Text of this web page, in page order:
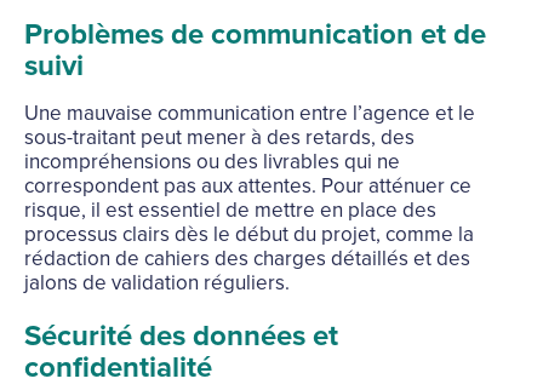
Problèmes de communication et de
suivi
Une mauvaise communication entre l’agence et le
sous-traitant peut mener à des retards, des
incompréhensions ou des livrables qui ne
correspondent pas aux attentes. Pour atténuer ce
risque, il est essentiel de mettre en place des
processus clairs dès le début du projet, comme la
rédaction de cahiers des charges détaillés et des
jalons de validation réguliers.
Sécurité des données et
confidentialité